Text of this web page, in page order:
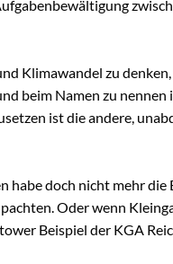
Klimawandel zu denken,
beim Namen zu nennen
ist die andere,
habe doch nicht mehr
Oder wenn
Beispiel der KGA